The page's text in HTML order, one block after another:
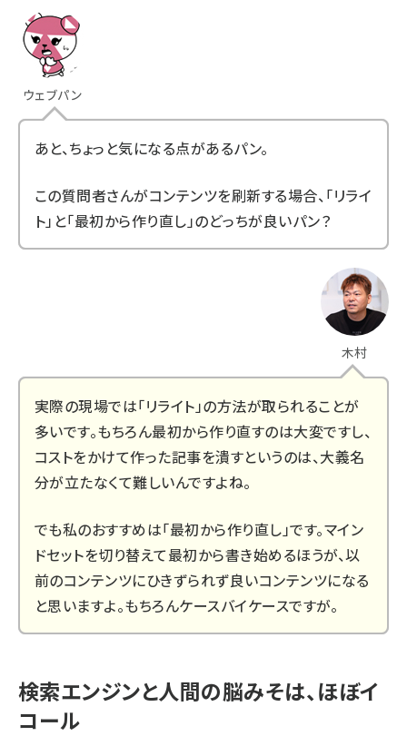
ウェブパン
あと、ちょっと気になる点があるパン。
この質問者さんがコンテンツを刷新する場合、「リライ
ト」と「最初から作り直し」のどっちが良いパン？
木村
実際の現場では「リライト」の方法が取られることが
多いです。もちろん最初から作り直すのは大変ですし、
コストをかけて作った記事を潰すというのは、大義名
分が立たなくて難しいんですよね。
でも私のおすすめは「最初から作り直し」です。マイン
ドセットを切り替えて最初から書き始めるほうが、以
前のコンテンツにひきずられず良いコンテンツになる
と思いますよ。もちろんケースバイケースですが。
検索エンジンと人間の脳みそは、ほぼイ
コール